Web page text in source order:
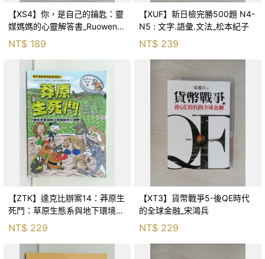
【XS4】你，是自己的鑰匙：靈
媒媽媽的心靈解答書_Ruowen
Huang
NT$ 189
【XUF】新日檢完勝500題 N4-
N5 : 文字.語彙.文法_松本紀子
NT$ 239
【ZTK】達克比辦案14：莽原生
死鬥：草原生態系與地下環境的
生存適應_柯智元
NT$ 229
【XT3】貨幣戰爭5-後QE時代
的全球金融_宋鴻兵
NT$ 229